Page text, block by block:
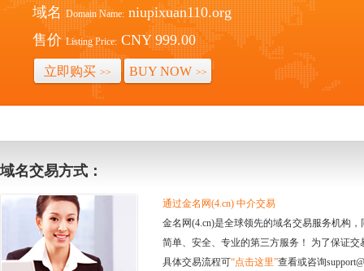
域名 Domain Name: niupixuan110.org
售价 Listing Price: CNY 999.00
立即购买 >> BUY NOW >>
域名交易方式：
通过金名网(4.cn) 中介交易
金名网(4.cn)是全球领先的域名交易服务机构
简单、安全、专业的第三方服务！ 为了保证
具体交易流程可“点击这里”查看或咨询